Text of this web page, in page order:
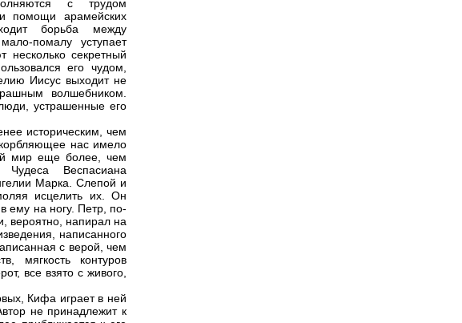
с трудом
помощи арамейских
борьба между
помалу уступает
секретный
его чудом,
Иисус выходит не
волшебником.
устрашенные его
историческим, чем
нас имело
мир еще более, чем
Веспасиана
Марка. Слепой и
исцелить их. Он
ему на ногу. Петр, по-
вероятно, напирал на
написанного
с верой, чем
мягкость контуров
все взято с живого,
Кифа играет в ней
не принадлежит к